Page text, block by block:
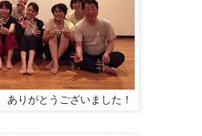
ありがとうございました！